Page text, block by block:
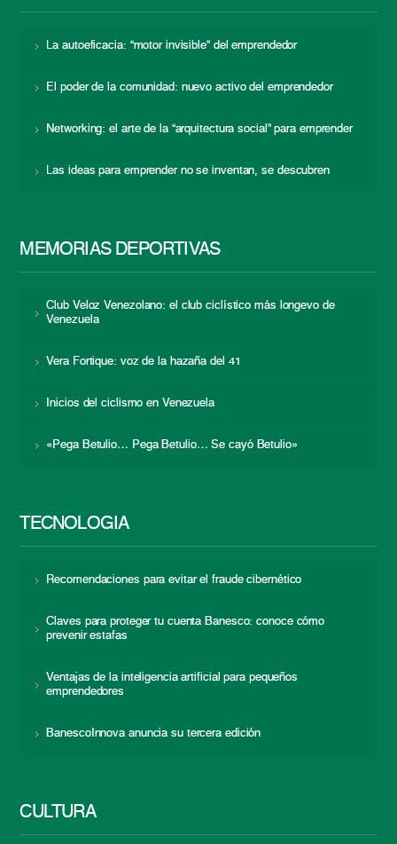
La autoeficacia: “motor invisible” del emprendedor
El poder de la comunidad: nuevo activo del emprendedor
Networking: el arte de la “arquitectura social” para emprender
Las ideas para emprender no se inventan, se descubren
MEMORIAS DEPORTIVAS
Club Veloz Venezolano: el club ciclístico más longevo de
Venezuela
Vera Fortique: voz de la hazaña del 41
Inicios del ciclismo en Venezuela
«Pega Betulio… Pega Betulio… Se cayó Betulio»
TECNOLOGÍA
Recomendaciones para evitar el fraude cibernético
Claves para proteger tu cuenta Banesco: conoce cómo
prevenir estafas
Ventajas de la inteligencia artificial para pequeños
emprendedores
BanescoInnova anuncia su tercera edición
CULTURA